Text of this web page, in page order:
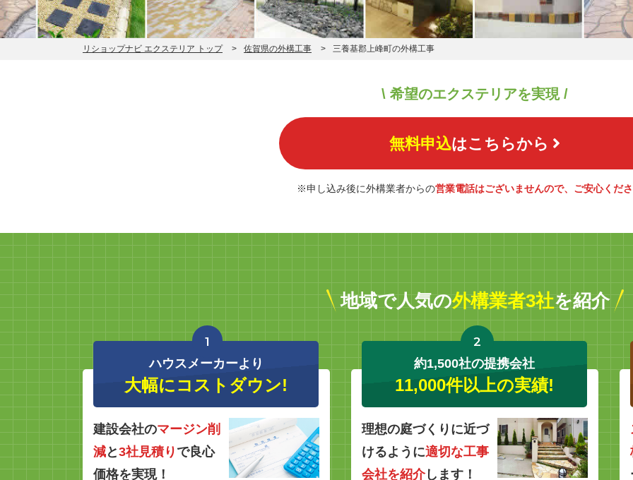
リショップナビ エクステリア トップ 佐賀県の外構工事 三養基郡上峰町の外構工事
\ 希望のエクステリアを実現 /
無料申込はこちらから
※申し込み後に外構業者からの営業電話はございませんので、ご安心くだ
地域で人気の外構業者3社を紹介
1
ハウスメーカーより
大幅にコストダウン!
建設会社のマージン削
減と3社見積り で良心
価格を実現！
2
約1,500社の提携会社
11,000件以上の実績!
理想の庭づくりに近づ
けるように適切な工事
会社を紹介します！